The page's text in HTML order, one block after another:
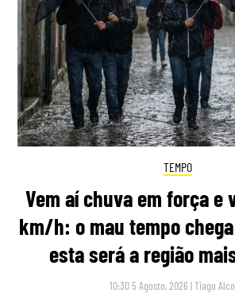
TEMPO
Vem aí chuva em força e
km/h: o mau tempo
esta será a região
10:30 5 Agosto, 2026 |Tiago